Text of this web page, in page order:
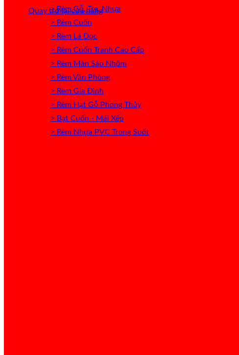
Quay trở lại cửa hàng
> Rèm Gỗ, Tre, Nhựa
> Rèm Cuốn
> Rèm Lá Dọc
> Rèm Cuốn Tranh Cao Cấp
> Rèm Màn Sáo Nhôm
> Rèm Văn Phòng
> Rèm Gia Đình
> Rèm Hạt Gỗ Phong Thủy
> Bạt Cuốn - Mái Xếp
> Rèm Nhựa PVC Trong Suốt